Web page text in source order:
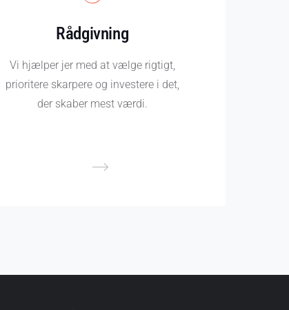
Rådgivning
Vi hjælper jer med at vælge rigtigt,
prioritere skarpere og investere i det,
der skaber mest værdi.